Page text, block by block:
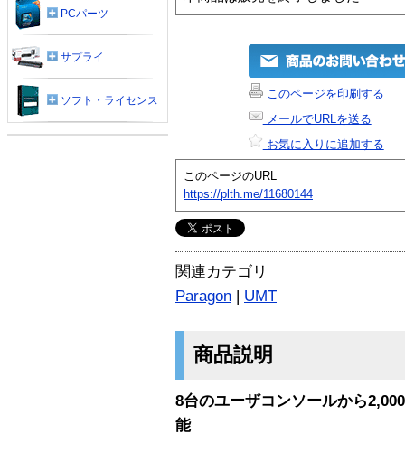
このページを印刷する
メールでURLを送る
お気に入りに追加する
このページのURL
https://plth.me/11680144
関連カテゴリ
Paragon | UMT
商品説明
8台のユーザコンソールから
能
PCパーツ
サプライ
ソフト・ライセンス